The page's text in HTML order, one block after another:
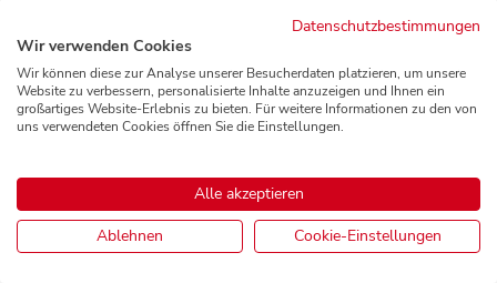
Newsletter abonnieren
Häufig gestellte Fragen
Hier finden Sie Antworten auf die häufigsten Fragen
Datenschutzbestimmungen
Wir verwenden Cookies
Wir können diese zur Analyse unserer Besucherdaten platzieren, um unsere
Website zu verbessern, personalisierte Inhalte anzuzeigen und Ihnen ein
großartiges Website-Erlebnis zu bieten. Für weitere Informationen zu den von
uns verwendeten Cookies öffnen Sie die Einstellungen.
Alle akzeptieren
Ablehnen
Cookie-Einstellungen